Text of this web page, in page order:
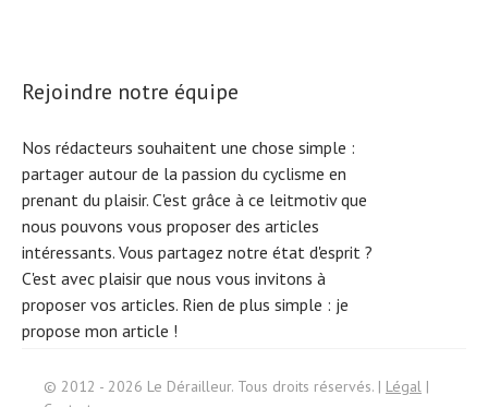
Rejoindre notre équipe
Nos rédacteurs souhaitent une chose simple :
partager autour de la passion du cyclisme en
prenant du plaisir. C'est grâce à ce leitmotiv que
nous pouvons vous proposer des articles
intéressants. Vous partagez notre état d'esprit ?
C'est avec plaisir que nous vous invitons à
proposer vos articles. Rien de plus simple : je
propose mon article !
© 2012 - 2026 Le Dérailleur. Tous droits réservés. | Légal |
Search